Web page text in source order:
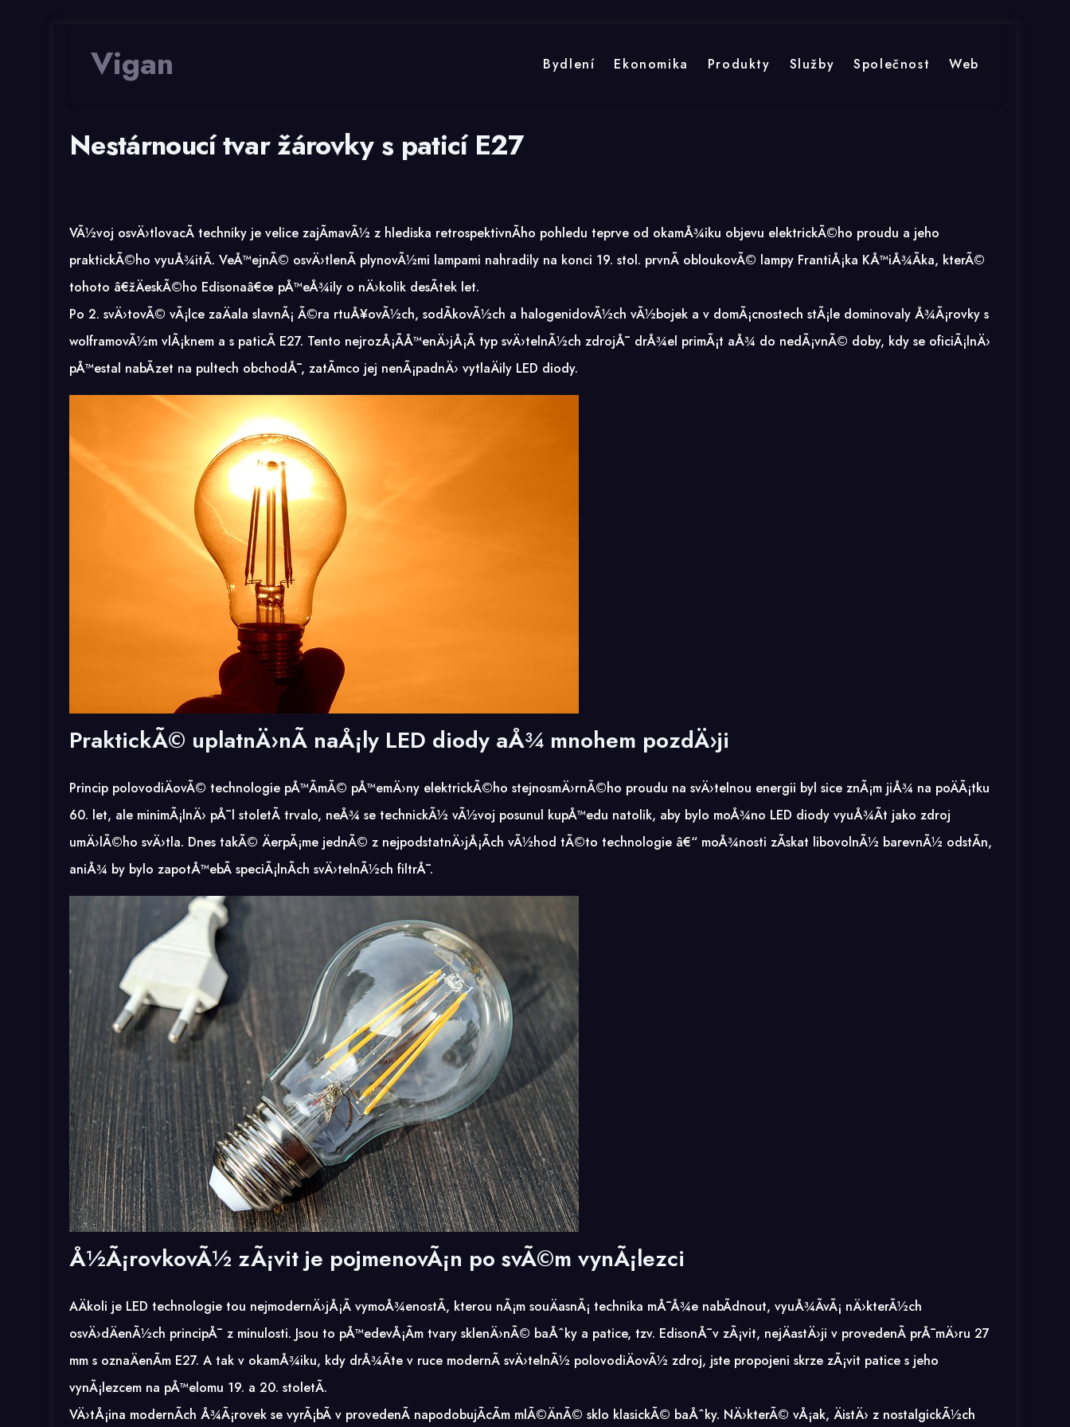
Vigan Bydlení Ekonomika Produkty Služby Společnost Web
Nestárnoucí tvar žárovky s paticí E27
VÃ½voj osvÄ›tlovacÃ­ techniky je velice zajÃ­mavÃ½ z hlediska retrospektivnÃ­ho pohledu teprve od okamÅ¾iku objevu elektrickÃ©ho proudu a jeho
praktickÃ©ho vyuÅ¾itÃ­. VeÅ™ejnÃ© osvÄ›tlenÃ­ plynovÃ½mi lampami nahradily na konci 19. stol. prvnÃ­ obloukovÃ© lampy FrantiÅ¡ka KÅ™iÅ¾Ã­ka, kterÃ©
tohoto â€žÄeskÃ©ho Edisonaâ€œ pÅ™eÅ¾ily o nÄ›kolik desÃ­tek let.
Po 2. svÄ›tovÃ© vÃ¡lce zaÄala slavnÃ¡ Ã©ra rtuÅ¥ovÃ½ch, sodÃ­kovÃ½ch a halogenidovÃ½ch vÃ½bojek a v domÃ¡cnostech stÃ¡le dominovaly Å¾Ã¡rovky s
wolframovÃ½m vlÃ¡knem a s paticÃ­ E27. Tento nejrozÅ¡Ã­Å™enÄ›jÅ¡Ã­ typ svÄ›telnÃ½ch zdrojÅ¯ drÅ¾el primÃ¡t aÅ¾ do nedÃ¡vnÃ© doby, kdy se oficiÃ¡lnÄ›
pÅ™estal nabÃ­zet na pultech obchodÅ¯, zatÃ­mco jej nenÃ¡padnÄ› vytlaÄily LED diody.
PraktickÃ© uplatnÄ›nÃ­ naÅ¡ly LED diody aÅ¾ mnohem pozdÄ›ji
Princip polovodiÄovÃ© technologie pÅ™Ã­mÃ© pÅ™emÄ›ny elektrickÃ©ho stejnosmÄ›rnÃ©ho proudu na svÄ›telnou energii byl sice znÃ¡m jiÅ¾ na poÄÃ¡tku
60. let, ale minimÃ¡lnÄ› pÅ¯l stoletÃ­ trvalo, neÅ¾ se technickÃ½ vÃ½voj posunul kupÅ™edu natolik, aby bylo moÅ¾no LED diody vyuÅ¾Ã­t jako zdroj
umÄ›lÃ©ho svÄ›tla. Dnes takÃ© ÄerpÃ¡me jednÃ© z nejpodstatnÄ›jÅ¡Ã­ch vÃ½hod tÃ©to technologie â€“ moÅ¾nosti zÃ­skat libovolnÃ½ barevnÃ½ odstÃ­n,
aniÅ¾ by bylo zapotÅ™ebÃ­ speciÃ¡lnÃ­ch svÄ›telnÃ½ch filtrÅ¯.
Å½Ã¡rovkovÃ½ zÃ¡vit je pojmenovÃ¡n po svÃ©m vynÃ¡lezci
AÄkoli je LED technologie tou nejmodernÄ›jÅ¡Ã­ vymoÅ¾enostÃ­, kterou nÃ¡m souÄasnÃ¡ technika mÅ¯Å¾e nabÃ­dnout, vyuÅ¾Ã­vÃ¡ nÄ›kterÃ½ch
osvÄ›dÄenÃ½ch principÅ¯ z minulosti. Jsou to pÅ™edevÅ¡Ã­m tvary sklenÄ›nÃ© baÅˆky a patice, tzv. EdisonÅ¯v zÃ¡vit, nejÄastÄ›ji v provedenÃ­ prÅ¯mÄ›ru 27
mm s oznaÄenÃ­m E27. A tak v okamÅ¾iku, kdy drÅ¾Ã­te v ruce modernÃ­ svÄ›telnÃ½ polovodiÄovÃ½ zdroj, jste propojeni skrze zÃ¡vit patice s jeho
vynÃ¡lezcem na pÅ™elomu 19. a 20. stoletÃ­.
VÄ›tÅ¡ina modernÃ­ch Å¾Ã¡rovek se vyrÃ¡bÃ­ v provedenÃ­ napodobujÃ­cÃ­m mlÃ©ÄnÃ© sklo klasickÃ© baÅˆky. NÄ›kterÃ© vÅ¡ak, ÄistÄ› z nostalgickÃ½ch